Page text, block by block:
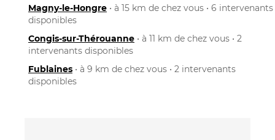
Magny-le-Hongre • à 15 km de chez vous • 6 intervenants
disponibles
Congis-sur-Thérouanne • à 11 km de chez vous • 2
intervenants disponibles
Fublaines • à 9 km de chez vous • 2 intervenants
disponibles